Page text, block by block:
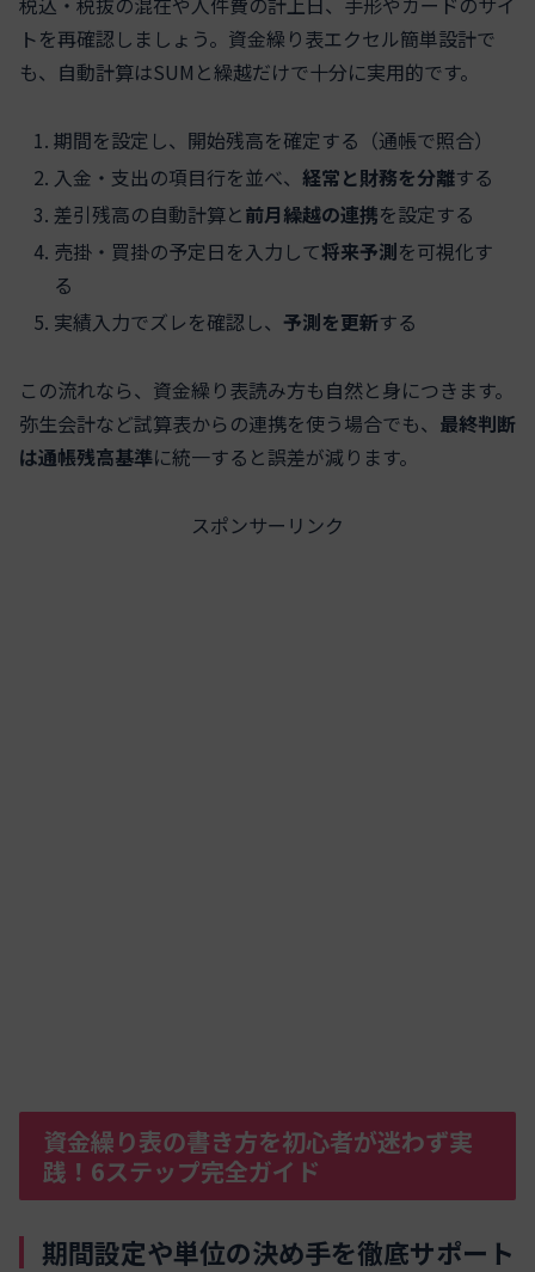
トを再確認しましょう。資金繰り表エクセル簡単設計で
も、自動計算はSUMと繰越だけで十分に実用的です。
期間を設定し、開始残高を確定する（通帳で照合）
入金・支出の項目行を並べ、経常と財務を分離する
差引残高の自動計算と前月繰越の連携を設定する
売掛・買掛の予定日を入力して将来予測を可視化す
る
実績入力でズレを確認し、予測を更新する
この流れなら、資金繰り表読み方も自然と身につきます。
弥生会計など試算表からの連携を使う場合でも、 最終判断
は通帳残高基準に統一すると誤差が減ります。
スポンサーリンク
資金繰り表の書き方を初心者が迷わず実
践！6ステップ完全ガイド
期間設定や単位の決め手を徹底サポート